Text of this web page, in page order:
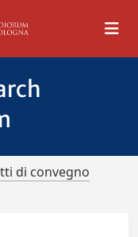
di convegno